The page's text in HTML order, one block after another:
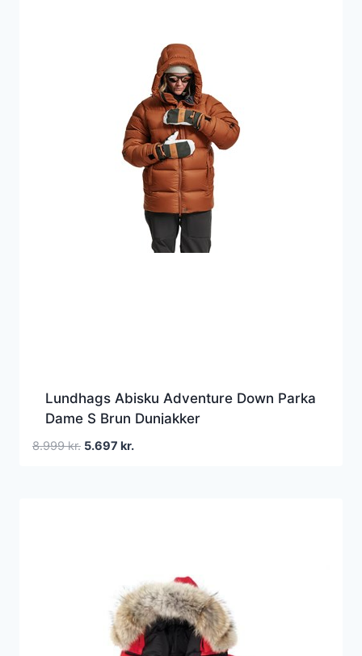
Lundhags Abisku Adventure Down Parka
Dame S Brun Dunjakker
8.999kr. Den
5.697 kr.Den